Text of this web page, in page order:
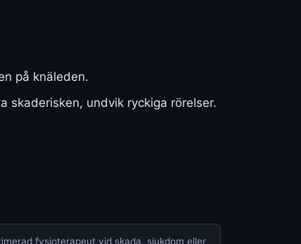
på knäleden.
skaderisken, undvik ryckiga rörelser.
fysioterapeut vid skada, sjukdom eller